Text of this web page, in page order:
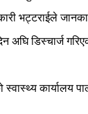
भट्टराईले
अघि डिस्चार्ज
स्वास्थ्य कार्यालय